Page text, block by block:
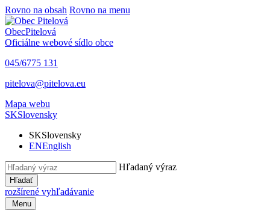
Rovno na obsah Rovno na menu
ObecPitelová
Oficiálne webové sídlo obce
045/6775 131
pitelova@pitelova.eu
Mapa webu
SKSlovensky
SKSlovensky
ENEnglish
Hľadaný výraz
Hľadať
rozšírené vyhľadávanie
Menu